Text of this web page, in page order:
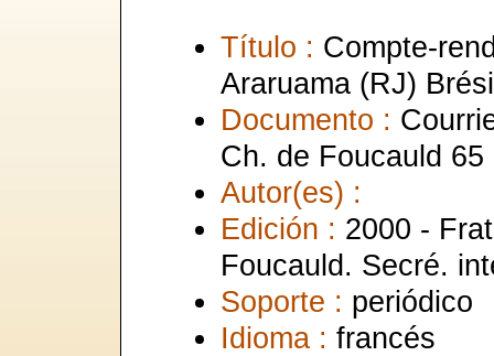
Título : Compte-
Araruama (RJ)
Documento :
Ch. de Foucauld 65
Autor(es) :
Edición : 2000 -
Foucauld. Secré.
Soporte : periódico
Idioma : francés